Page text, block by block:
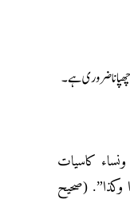
چھپانا ضروری ہے۔
كاسيات
وكذا”. (صحيح